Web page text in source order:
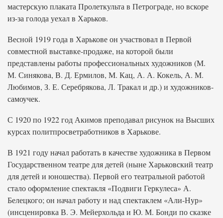
мастерскую плаката Пролеткульта в Петрограде, но вскоре
из-за голода уехал в Харьков.
Весной 1919 года в Харькове он участвовал в Первой
совместной выставке-продаже, на которой были
представлены работы профессиональных художников (М.
М. Синякова, В. Д. Ермилов, М. Кац, А. А. Кокель, А. М.
Любимов, З. Е. Серебрякова, Л. Тракал и др.) и художников-
самоучек.
С 1920 по 1922 год Акимов преподавал рисунок на Высших
курсах политпросветработников в Харькове.
В 1921 году начал работать в качестве художника в Первом
Государственном театре для детей (ныне Харьковский театр
для детей и юношества). Первой его театральной работой
стало оформление спектакля «Подвиги Геркулеса» А.
Белецкого; он начал работу и над спектаклем «Али-Нур»
(инсценировка В. Э. Мейерхольда и Ю. М. Бонди по сказке